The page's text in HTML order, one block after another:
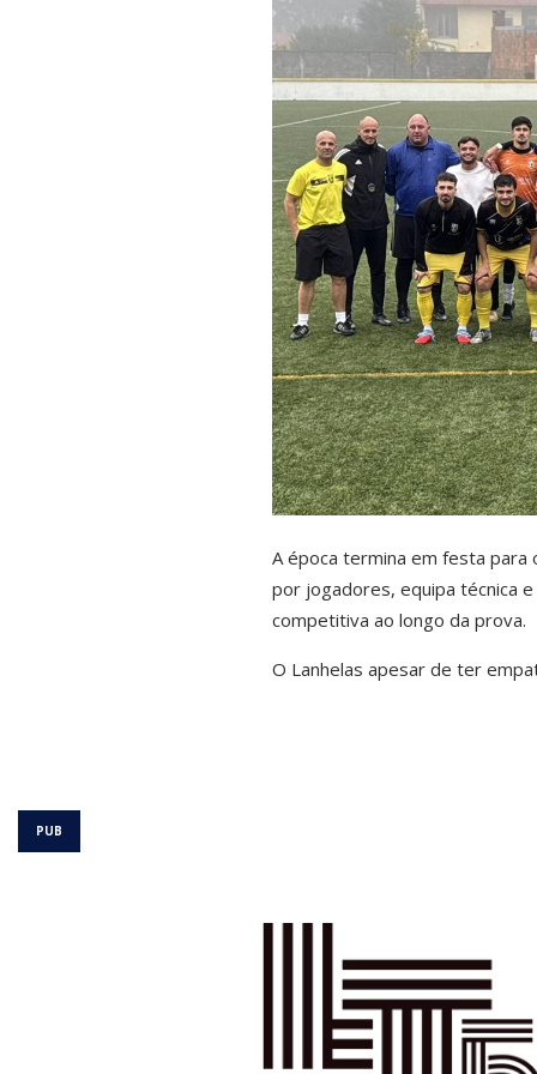
A época termina em festa para
por jogadores, equipa técnica
competitiva ao longo da prova.
O Lanhelas apesar de ter